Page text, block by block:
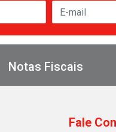
Notas Fiscais
Fale